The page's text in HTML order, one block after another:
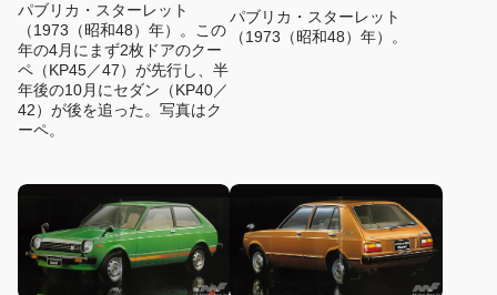
パブリカ・スターレット
（1973（昭和48）年）。この
年の4月にまず2枚ドアのクー
ペ（KP45／47）が先行し、半
年後の10月にセダン（KP40／
42）が後を追った。写真はク
ーペ。
パブリカ・スターレット
（1973（昭和48）年）。